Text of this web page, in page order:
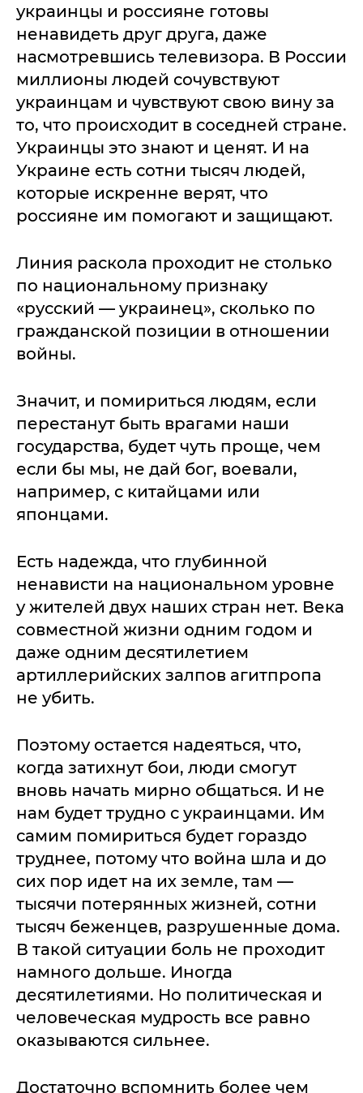
украинцы и россияне готовы
ненавидеть друг друга, даже
насмотревшись телевизора. В России
миллионы людей сочувствуют
украинцам и чувствуют свою вину за
то, что происходит в соседней стране.
Украинцы это знают и ценят. И на
Украине есть сотни тысяч людей,
которые искренне верят, что
россияне им помогают и защищают.
Линия раскола проходит не столько
по национальному признаку
«русский — украинец», сколько по
гражданской позиции в отношении
войны.
Значит, и помириться людям, если
перестанут быть врагами наши
государства, будет чуть проще, чем
если бы мы, не дай бог, воевали,
например, с китайцами или
японцами.
Есть надежда, что глубинной
ненависти на национальном уровне
у жителей двух наших стран нет. Века
совместной жизни одним годом и
даже одним десятилетием
артиллерийских залпов агитпропа
не убить.
Поэтому остается надеяться, что,
когда затихнут бои, люди смогут
вновь начать мирно общаться. И не
нам будет трудно с украинцами. Им
самим помириться будет гораздо
труднее, потому что война шла и до
сих пор идет на их земле, там —
тысячи потерянных жизней, сотни
тысяч беженцев, разрушенные дома.
В такой ситуации боль не проходит
намного дольше. Иногда
десятилетиями. Но политическая и
человеческая мудрость все равно
оказываются сильнее.
Достаточно вспомнить более чем